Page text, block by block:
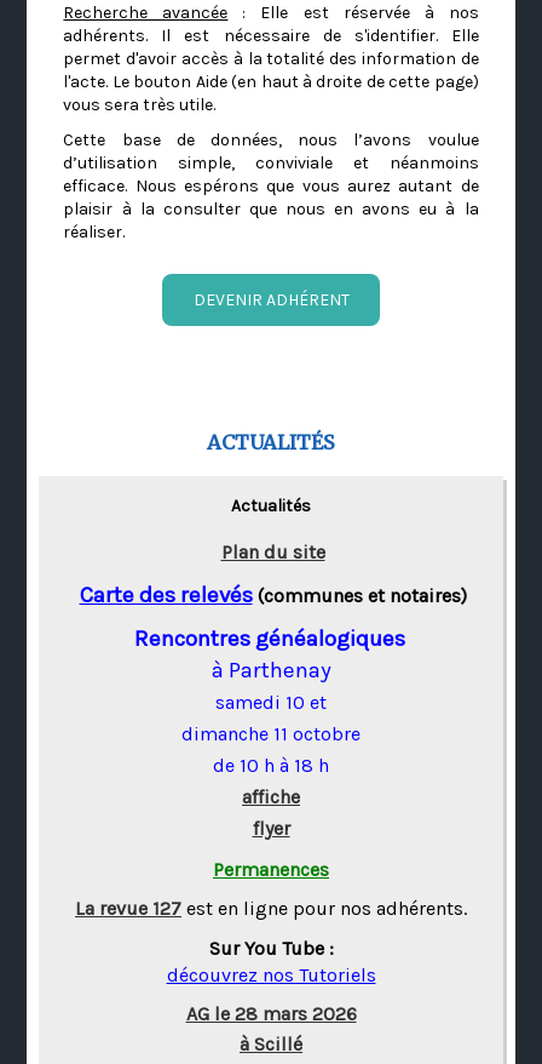
Recherche avancée : Elle est réservée à nos
adhérents. Il est nécessaire de s'identifier. Elle
permet d'avoir accès à la totalité des information de
l'acte. Le bouton Aide (en haut à droite de cette page)
vous sera très utile.
Cette base de données, nous l’avons voulue
d’utilisation simple, conviviale et néanmoins
efficace. Nous espérons que vous aurez autant de
plaisir à la consulter que nous en avons eu à la
réaliser.
DEVENIR ADHÉRENT
ACTUALITÉS
Actualités
Plan du site
Carte des relevés(communes et notaires)
Rencontres généalogiques
à Parthenay
samedi 10 et
dimanche 11 octobre
de 10 h à 18 h
affiche
flyer
Permanences
La revue 127 est en ligne pour nos adhérents.
Sur You Tube :
découvrez nos Tutoriels
AG le 28 mars 2026
à Scillé